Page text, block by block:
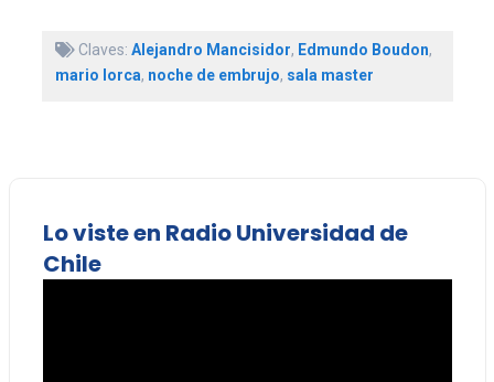
Claves: Alejandro Mancisidor, Edmundo Boudon,
mario lorca, noche de embrujo, sala master
Lo viste en Radio Universidad de
Chile